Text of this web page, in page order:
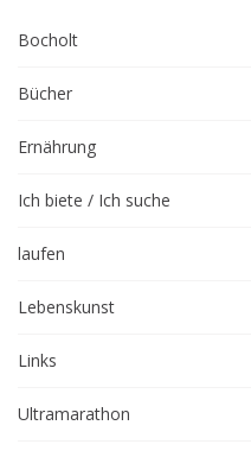
Bocholt
Bücher
Ernährung
Ich biete / Ich suche
laufen
Lebenskunst
Links
Ultramarathon